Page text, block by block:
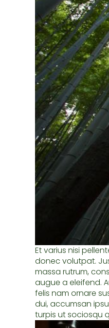
Et varius nisi
donec volutpat.
massa rutrum,
augue a eleifend.
felis nam ornare
dui, accumsan
turpis ut sociosqu